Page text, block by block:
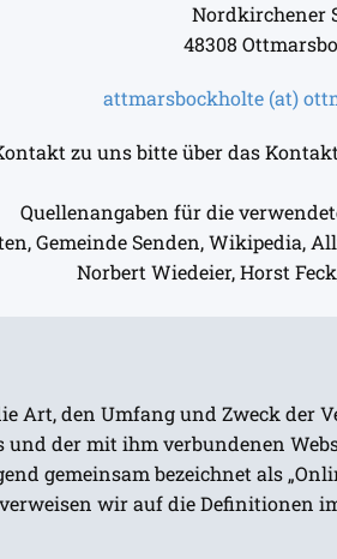
Nordkirchener
48308
attmarsbockholte (at)
zu uns bitte über das
Quellenangaben für die
Gemeinde Senden, Wikipedia,
Norbert Wiedeier, Horst
Art, den Umfang und Zweck der
und der mit ihm verbundenen
gemeinsam bezeichnet als
wir auf die Definitionen